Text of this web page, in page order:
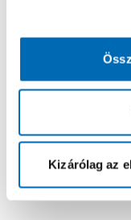
Kizárólag az